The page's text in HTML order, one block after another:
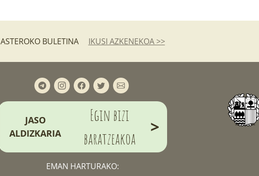
ASTEROKO BULETINA IKUSI AZKENEKOA >>
JASO
ALDIZKARIA
Egin bizi
baratzeakoa
>
EMAN HARTURAKO: